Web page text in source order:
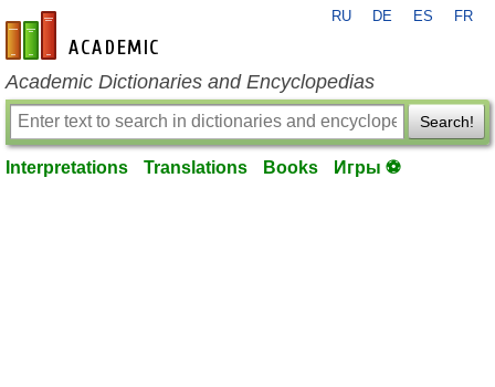
en-academic.com
RU DE ES FR
Academic Dictionaries and Encyclopedias
Search!
Interpretations Translations Books Игры ⚽